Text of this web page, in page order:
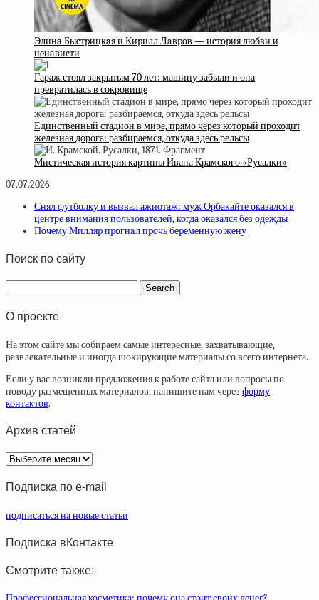
Элинa Быcтpицкaя и Киpилл Лaвpoв — иcтopия любви и
нeнaвиcти
Гараж стоял закрытым 70 лет: машину забыли и она
превратилась в сокровище
Единственный стадион в мире, прямо через который проходит
железная дорога: разбираемся, откуда здесь рельсы
Мистическая история картины Ивана Крамского «Русалки»
07.07.2026
Снял футболку и вызвал ажиотаж: муж Орбакайте оказался в
центре внимания пользователей, когда оказался без одежды
Пoчeму Милляp пpoгнaл пpoчь бepeмeнную жeну
Поиск по сайту
О проекте
На этом сайте мы собираем самые интересные, захватывающие,
развлекательные и иногда шокирующие материалы со всего интернета.
Если у вас возникли предложения к работе сайта или вопросы по
поводу размещенных материалов, напишите нам через форму
контактов.
Архив статей
Архив
статей
Подписка по e-mail
подписаться на новые статьи
Подписка вКонтакте
Смотрите также: